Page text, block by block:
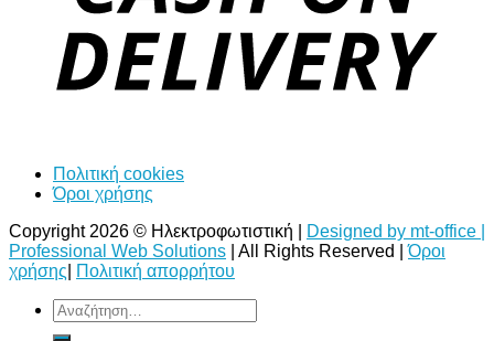
Πολιτική cookies
Όροι χρήσης
Copyright 2026 © Ηλεκτροφωτιστική |
Designed by mt-office |
Professional Web Solutions | All Rights Reserved |Όροι
χρήσης
Πολιτική απορρήτου
Αναζήτηση
για: